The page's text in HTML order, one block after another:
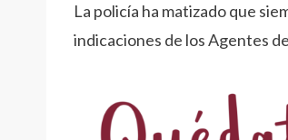
La policía ha matizado que
indicaciones de los Agentes